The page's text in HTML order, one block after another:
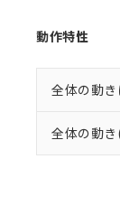
動作特性
全体の動
全体の動